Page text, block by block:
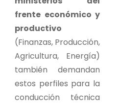
frente económico y
productivo
(Finanzas, Producción,
Agricultura, Energía)
también demandan
estos perfiles para la
conducción técnica